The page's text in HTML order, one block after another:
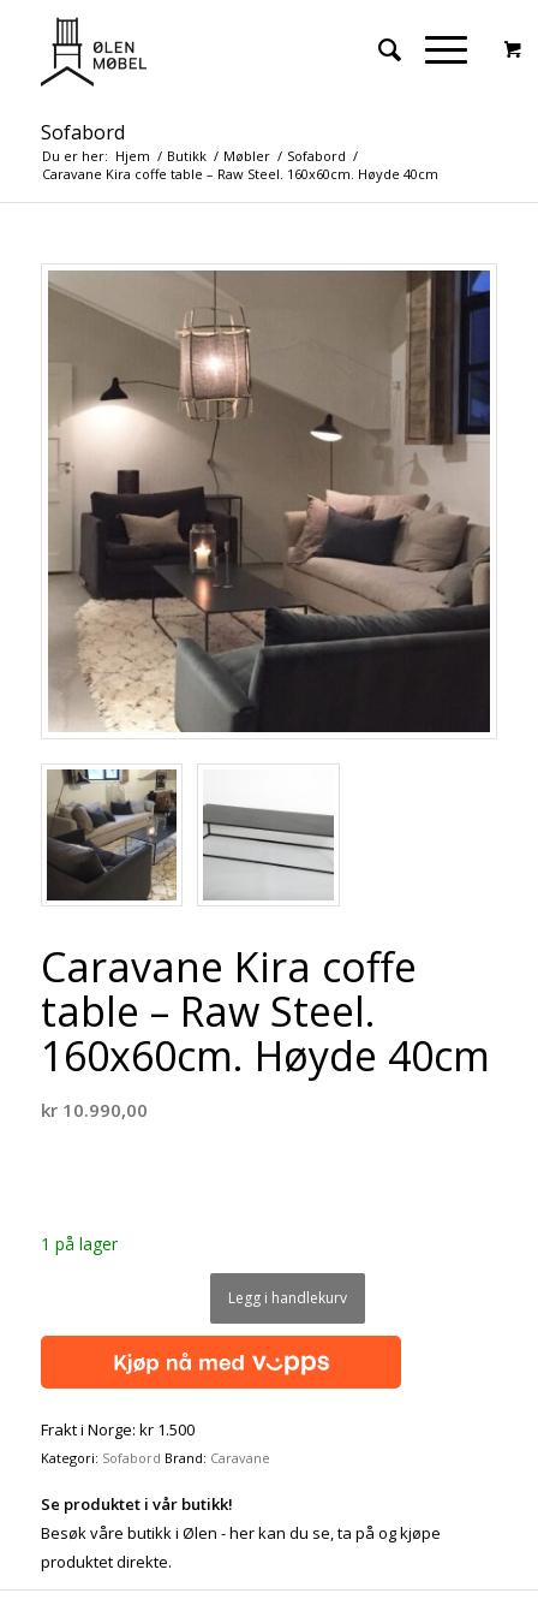
Sofabord
Du er her: Hjem / Butikk / Møbler / Sofabord /
Caravane Kira coffe table – Raw Steel. 160x60cm. Høyde 40cm
Caravane Kira coffe
table – Raw Steel.
160x60cm. Høyde 40cm
kr10.990,00
1 på lager
Legg i handlekurv
Frakt i Norge: kr 1.500
Kategori: Sofabord Brand: Caravane
Se produktet i vår butikk!
Besøk våre butikk i Ølen - her kan du se, ta på og kjøpe
produktet direkte.